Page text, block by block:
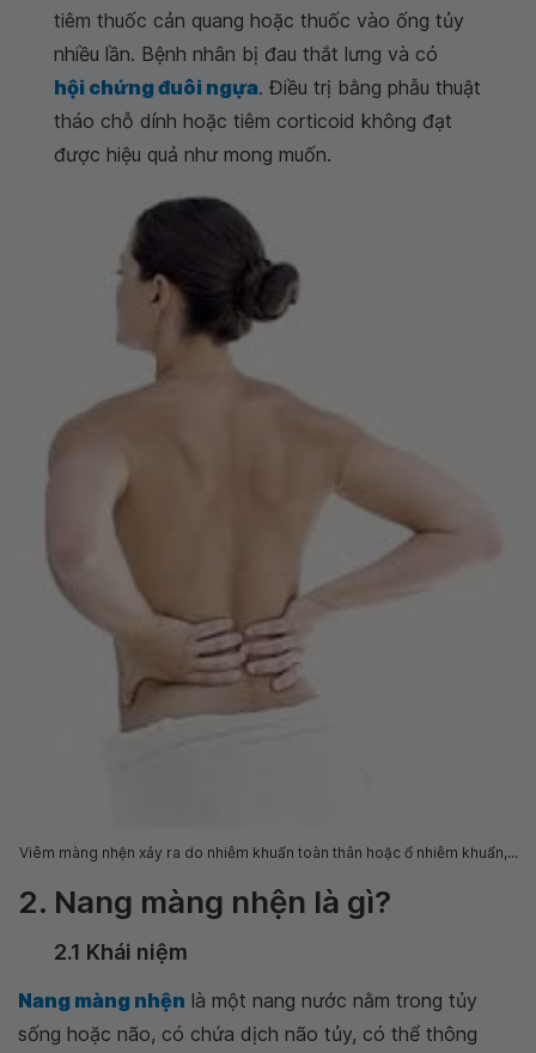
tiêm thuốc cản quang hoặc thuốc vào ống tủy
nhiều lần. Bệnh nhân bị đau thắt lưng và có
hội chứng đuôi ngựa. Điều trị bằng phẫu thuật
tháo chỗ dính hoặc tiêm corticoid không đạt
được hiệu quả như mong muốn.
Viêm màng nhện xảy ra do nhiễm khuẩn toàn thân hoặc ổ nhiễm khuẩn,...
2. Nang màng nhện là gì?
2.1 Khái niệm
Nang màng nhện là một nang nước nằm trong tủy
sống hoặc não, có chứa dịch não tủy, có thể thông